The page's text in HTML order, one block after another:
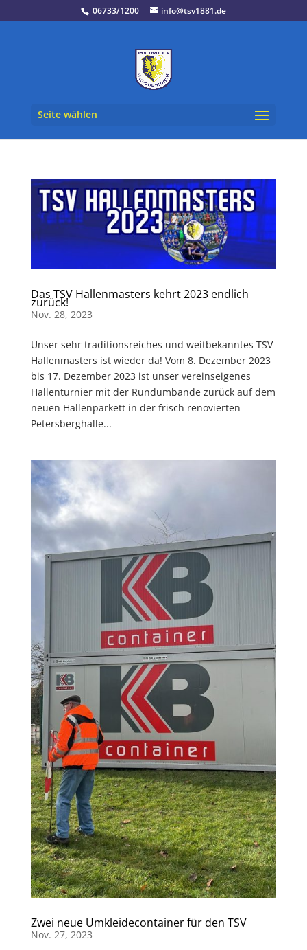
06733/1200 info@tsv1881.de
Seite wählen
Das TSV Hallenmasters kehrt 2023 endlich
zurück!
Nov. 28, 2023
Unser sehr traditionsreiches und weitbekanntes TSV
Hallenmasters ist wieder da! Vom 8. Dezember 2023
bis 17. Dezember 2023 ist unser vereinseigenes
Hallenturnier mit der Rundumbande zurück auf dem
neuen Hallenparkett in der frisch renovierten
Petersberghalle...
Zwei neue Umkleidecontainer für den TSV
Nov. 27, 2023